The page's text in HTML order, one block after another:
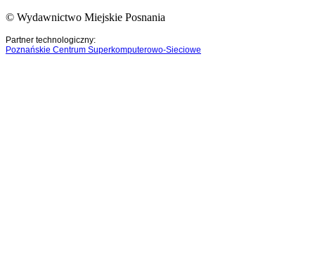
© Wydawnictwo Miejskie Posnania
Partner technologiczny:
Poznańskie Centrum Superkomputerowo-Sieciowe